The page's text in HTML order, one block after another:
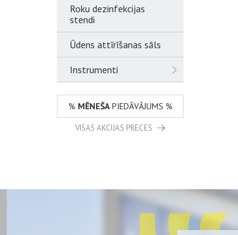
Roku dezinfekcijas
stendi
Ūdens attīrīšanas sāls
Instrumenti
% MĒNEŠAPIEDĀVĀJUMS %
VISAS AKCIJAS PRECES